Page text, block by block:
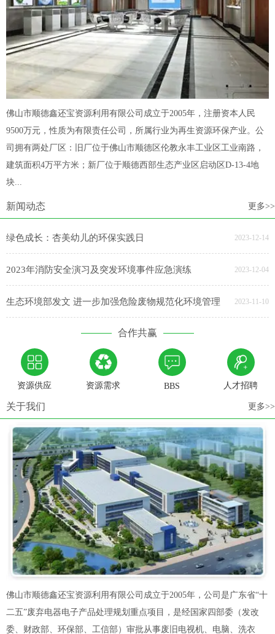
佛山市顺德鑫还宝资源利用有限公司成立于2005年，注册资本人民
9500万元，性质为有限责任公司，所属行业为再生资源环保产业。公
司拥有两处厂区：旧厂位于佛山市顺德区伦教永丰工业区工业南路，
建筑面积4万平方米；新厂位于顺德西部生态产业区启动区D-13-4地
块...
新闻动态 更多>>
绿色成长：杏美幼儿的环保实践日 2023-12-14
2023年消防安全演习及突发环境事件应急演练 2023-12-04
生态环境部发文 进一步加强危险废物规范化环境管理 2023-11-10
合作共赢
资源供应 资源需求 BBS 人才招聘
关于我们 更多>>
佛山市顺德鑫还宝资源利用有限公司成立于2005年，公司是广东省“十
二五”废弃电器电子产品处理规划重点项目，是经国家四部委（发改
委、财政部、环保部、工信部）审批从事废旧电视机、电脑、洗衣